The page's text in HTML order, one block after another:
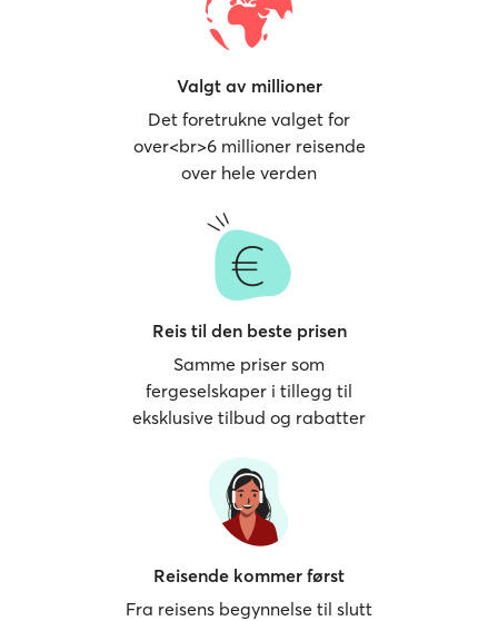
Valgt av millioner
Det foretrukne valget for
over<br>6 millioner reisende
over hele verden
Reis til den beste prisen
Samme priser som
fergeselskaper i tillegg til
eksklusive tilbud og rabatter
Reisende kommer først
Fra reisens begynnelse til slutt